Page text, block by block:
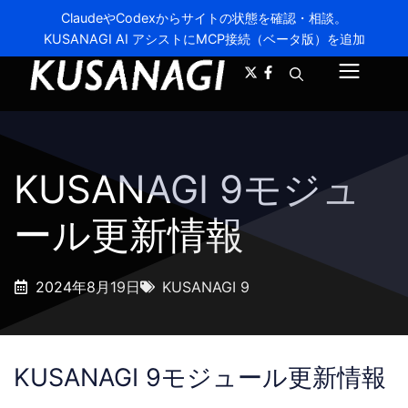
ClaudeやCodexからサイトの状態を確認・相談。
KUSANAGI AI アシストにMCP接続（ベータ版）を追加
ニ
KUSANAGI 9モジュ
ール更新情報
2024年8月19日 KUSANAGI 9
KUSANAGI 9モジュール更新情報
A- A+